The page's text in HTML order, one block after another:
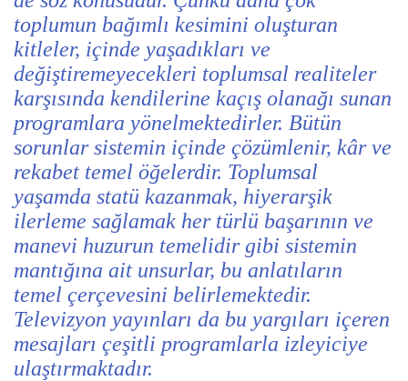
toplumun bağımlı kesimini oluşturan
kitleler, içinde yaşadıkları ve
değiştiremeyecekleri toplumsal realiteler
karşısında kendilerine kaçış olanağı sunan
programlara yönelmektedirler. Bütün
sorunlar sistemin içinde çözümlenir, kâr ve
rekabet temel öğelerdir. Toplumsal
yaşamda statü kazanmak, hiyerarşik
ilerleme sağlamak her türlü başarının ve
manevi huzurun temelidir gibi sistemin
mantığına ait unsurlar, bu anlatıların
temel çerçevesini belirlemektedir.
Televizyon yayınları da bu yargıları içeren
mesajları çeşitli programlarla izleyiciye
ulaştırmaktadır.